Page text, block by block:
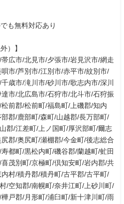
も無料対応あり
）】
広市/北見市/夕張市/岩見沢市/網走
市/芦別市/江別市/赤平市/紋別市/
歳市/滝川市/砂川市/歌志内市/深川
市/北広島市/石狩市/北斗市/石狩振
前郡/松前町/福島町/上磯郡/知内
郡/鹿部町/森町/山越郡/長万部町/
郡/江差町/上ノ国町/厚沢部町/爾志
郡/奥尻町/瀬棚郡/今金町/後志総合
都町/黒松内町/磯谷郡/蘭越町/虻田
茂別町/京極町/倶知安町/岩内郡/共
村/積丹郡/積丹町/古平郡/古平町/
/空知郡/南幌町/奈井江町/上砂川町/
戸郡/月形町/浦臼町/新十津川町/雨